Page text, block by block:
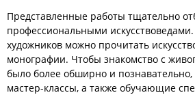
Представленные работы тщательно
профессиональными
художников можно прочитать
монографии. Чтобы знакомство с
было более обширно и познавательно,
мастер-классы, а также обучающие